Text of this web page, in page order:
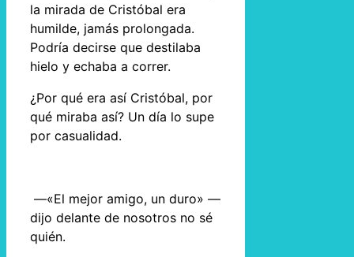
la mirada de Cristóbal era
humilde, jamás prolongada.
Podría decirse que destilaba
hielo y echaba a correr.
¿Por qué era así Cristóbal, por
qué miraba así? Un día lo supe
por casualidad.
—«El mejor amigo, un duro» —
dijo delante de nosotros no sé
quién.